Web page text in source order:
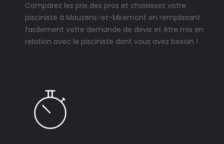
Comparez les prix des pros et choisissez votre
pisciniste à Mauzens-et-Miremont en remplissant
facilement votre demande de devis et être mis en
relation avec le pisciniste dont vous avez besoin !